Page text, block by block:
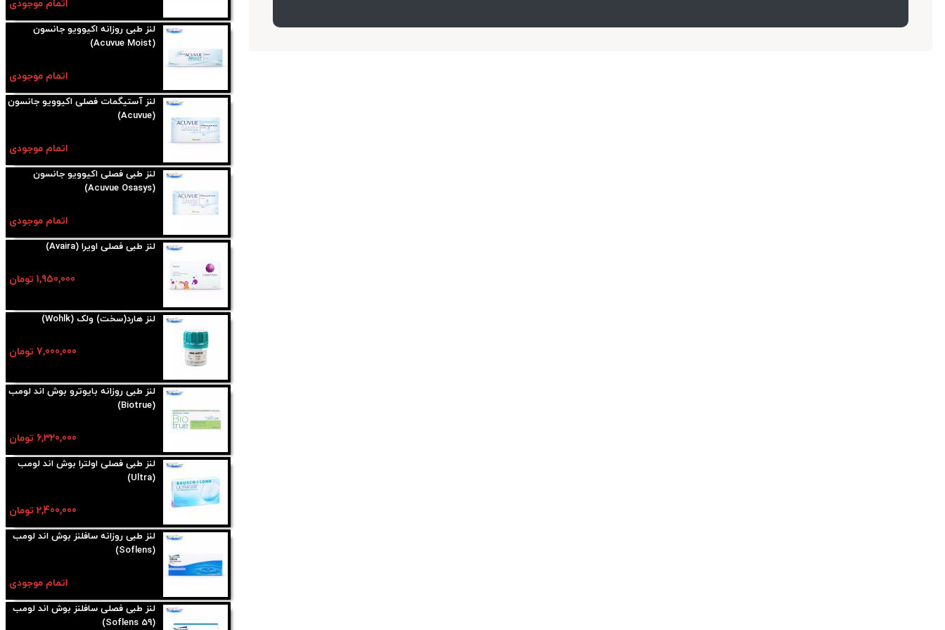
اتمام موجودی
لنز طبی روزانه اکیوویو جانسون
(Acuvue Moist)
اتمام موجودی
لنز آستیگمات فصلی اکیوویو جانسون
(Acuvue)
اتمام موجودی
لنز طبی فصلی اکیوویو جانسون
(Acuvue Osasys)
اتمام موجودی
لنز طبی فصلی اویرا (Avaira)
1,950,000 تومان
لنز هارد(سخت) ولک (Wohlk)
7,000,000 تومان
لنز طبی روزانه بایوترو بوش اند لومب
(Biotrue)
6,320,000 تومان
لنز طبی فصلی اولترا بوش اند لومب
(Ultra)
2,400,000 تومان
لنز طبی روزانه سافلنز بوش اند لومب
(Soflens)
اتمام موجودی
لنز طبی فصلی سافلنز بوش اند لومب
(Soflens 59)